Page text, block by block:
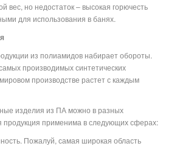
вес, но недостаток – высокая горючесть
для использования в банях.
из полиамидов набирает обороты.
производимых синтетических
производстве растет с каждым
изделия из ПА можно в разных
продукция применима в следующих сферах:
Пожалуй, самая широкая область